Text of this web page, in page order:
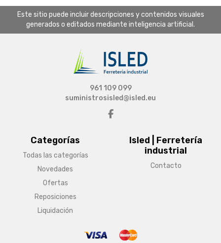
Este sitio puede incluir descripciones y contenidos visuales
generados o editados mediante inteligencia artificial.
Categorías
Todas las categorías
Novedades
Ofertas
Reposiciones
Liquidación
Isled | Ferretería
industrial
Contacto
961 109 099
suministrosisled@isled.eu